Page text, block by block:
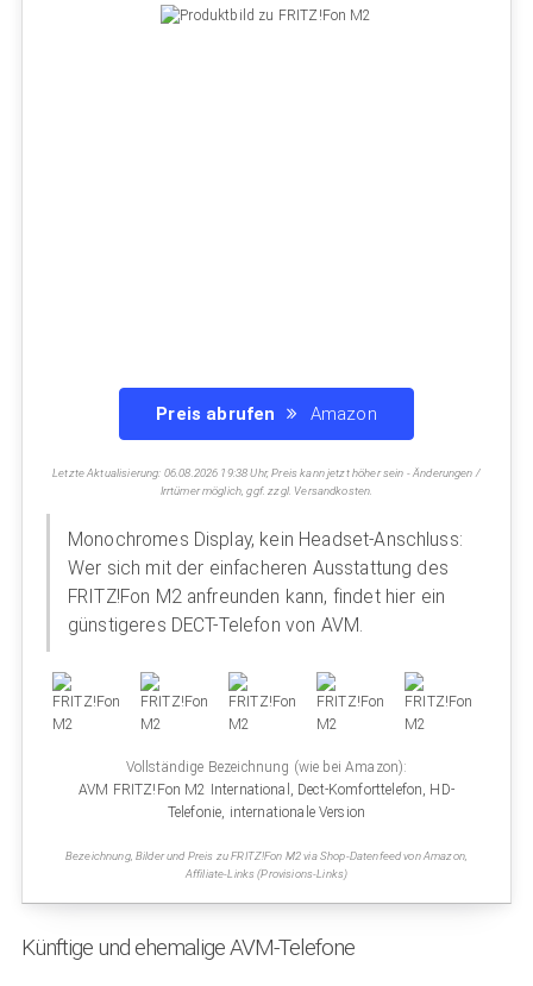
Preis abrufen Amazon
Letzte Aktualisierung: 06.08.2026 19:38 Uhr, Preis kann jetzt höher sein - Änderungen /
Irrtümer möglich, ggf. zzgl. Versandkosten.
Monochromes Display, kein Headset-Anschluss:
Wer sich mit der einfacheren Ausstattung des
FRITZ!Fon M2 anfreunden kann, findet hier ein
günstigeres DECT-Telefon von AVM.
Vollständige Bezeichnung (wie bei Amazon):
AVM FRITZ!Fon M2 International, Dect-Komforttelefon, HD-
Telefonie, internationale Version
Bezeichnung, Bilder und Preis zu FRITZ!Fon M2 via Shop-Datenfeed von Amazon,
Affiliate-Links (Provisions-Links)
Künftige und ehemalige AVM-Telefone